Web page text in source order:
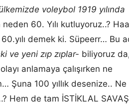
voleybol 1919 yılında
60. Yılı kutluyoruz..? Haa
demek ki. Süpeerr… Bu
ve yeni zıp zıplar- biliyoruz
anlamaya çalışırken ne
Şuna 100 yıllık desenize.. Ne
Hem de tam İSTİKLAL